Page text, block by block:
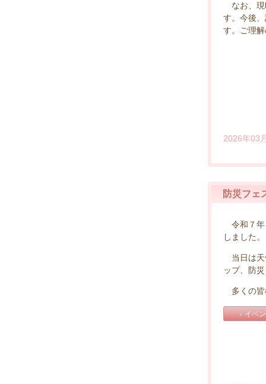
なお、現
す。今後
す。ご理
2026年03
防災フェ
令和７年
しました。
当日は天
ップ、防
多くの皆
イベ